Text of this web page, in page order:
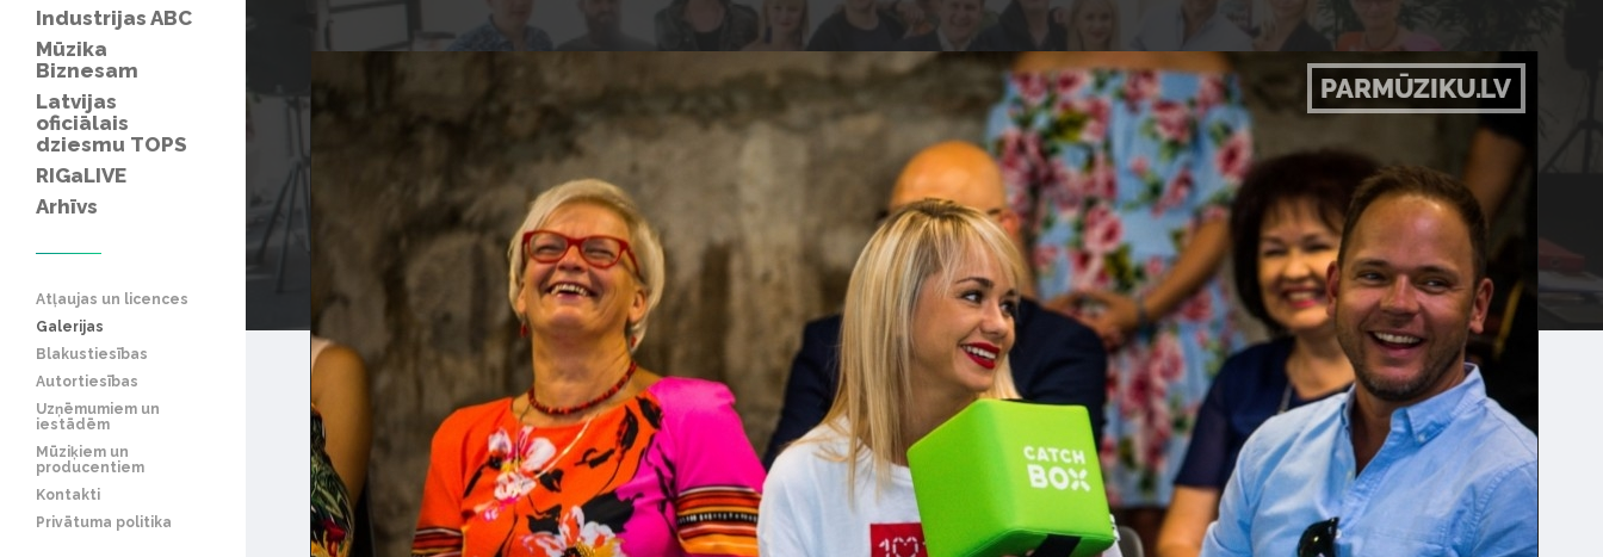
Industrijas ABC
Mūzika
Biznesam
Latvijas
oficiālais
dziesmu TOPS
RIGaLIVE
Arhīvs
Atļaujas un licences
Galerijas
Blakustiesības
Autortiesības
Uzņēmumiem un
iestādēm
Mūziķiem un
producentiem
Kontakti
Privātuma politika